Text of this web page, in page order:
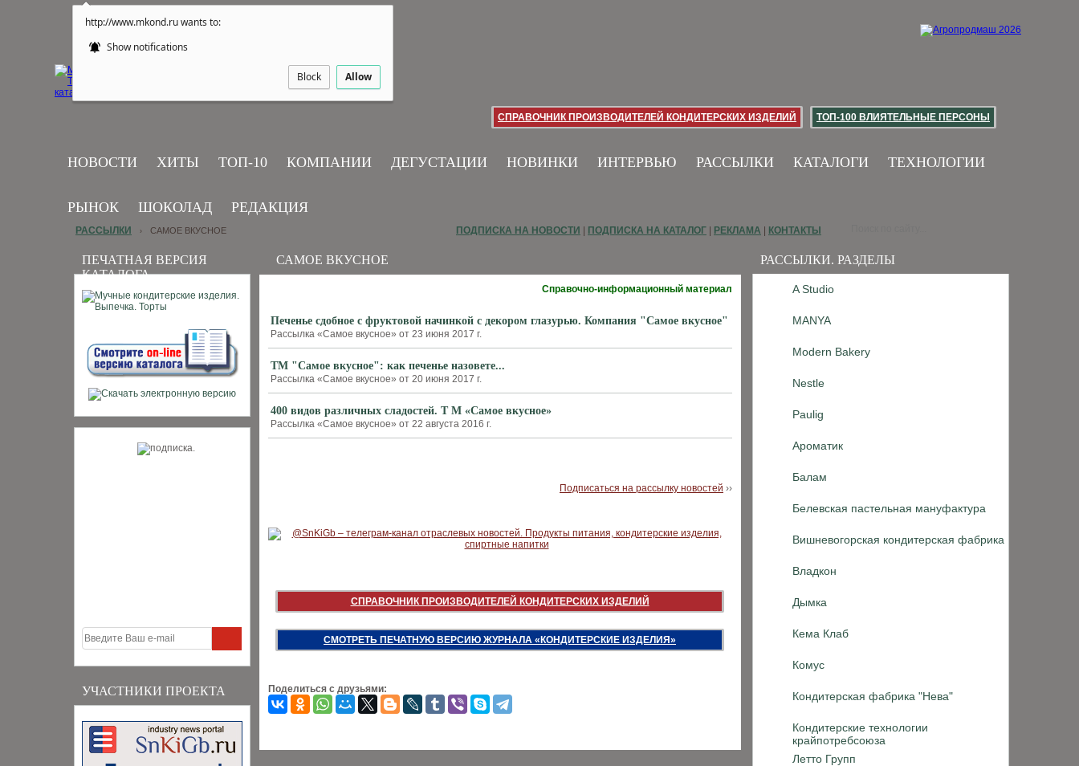
http://www.mkond.ru wants to:
Show notifications
Block Allow
СПРАВОЧНИК ПРОИЗВОДИТЕЛЕЙ КОНДИТЕРСКИХ ИЗДЕЛИЙ ТОП-100 ВЛИЯТЕЛЬНЫЕ ПЕРСОНЫ
НОВОСТИ ХИТЫ ТОП-10 КОМПАНИИ ДЕГУСТАЦИИ НОВИНКИ ИНТЕРВЬЮ РАССЫЛКИ КАТАЛОГИ ТЕХНОЛОГИИ
РЫНОК ШОКОЛАД РЕДАКЦИЯ
ПЕЧАТНАЯ ВЕРСИЯ
КАТАЛОГА
УЧАСТНИКИ ПРОЕКТА
РАССЫЛКИ. РАЗДЕЛЫ
A Studio
MANYA
Modern Bakery
Nestle
Paulig
Ароматик
Балам
Белевская пастельная мануфактура
Вишневогорская кондитерская фабрика
Владкон
Дымка
Кема Клаб
Комус
Кондитерская фабрика "Нева"
Кондитерские технологии
крайпотребсоюза
Летто Групп
РАССЫЛКИ › САМОЕ ВКУСНОЕ ПОДПИСКА НА НОВОСТИ ПОДПИСКА НА КАТАЛОГ РЕКЛАМА КОНТАКТЫ
САМОЕ ВКУСНОЕ
Справочно-информационный материал
Печенье сдобное с фруктовой начинкой с декором глазурью. Компания "Самое вкусное"
Рассылка «Самое вкусное» от 23 июня 2017 г.
ТМ "Самое вкусное": как печенье назовете...
Рассылка «Самое вкусное» от 20 июня 2017 г.
400 видов различных сладостей. Т М «Самое вкусное»
Рассылка «Самое вкусное» от 22 августа 2016 г.
Подписаться на рассылку новостей ››
СПРАВОЧНИК ПРОИЗВОДИТЕЛЕЙ КОНДИТЕРСКИХ ИЗДЕЛИЙ
СМОТРЕТЬ ПЕЧАТНУЮ ВЕРСИЮ ЖУРНАЛА «КОНДИТЕРСКИЕ ИЗДЕЛИЯ»
Поделиться с друзьями: